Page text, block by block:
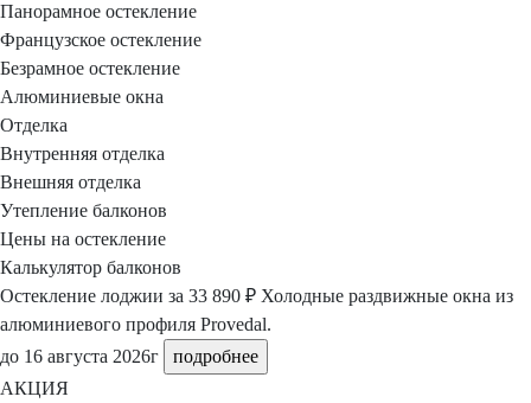
Панорамное остекление
Французское остекление
Безрамное остекление
Алюминиевые окна
Отделка
Внутренняя отделка
Внешняя отделка
Утепление балконов
Цены на остекление
Калькулятор балконов
Остекление лоджии за 33 890 ₽ Холодные раздвижные окна из
алюминиевого профиля Provedal.
до 16 августа 2026г
подробнее
АКЦИЯ